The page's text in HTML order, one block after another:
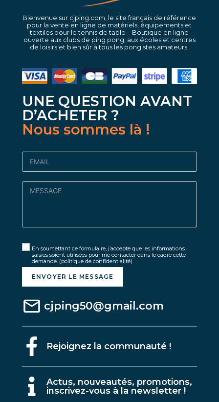
Bienvenue sur cjping.com, le site français de référence
pour la vente en ligne de matériels, équipements et
textiles pour le tennis de table – Boutique en ligne
ouverte aux clubs de ping pong, aux écoles et centres
de loisirs et bien sûr à tous les pongistes amateurs.
UNE QUESTION AVANT
D’ACHETER ?
Nous sommes là !
En soumettant ce formulaire, j’accepte que les informations
saisies soient utilisées pour me contacter dans le cadre cette
demande. (politique de confidentialité)
ENVOYER LE MESSAGE
cjping50@gmail.com
Rejoignez la communauté !
Actus, nouveautés, promotions,
inscrivez-vous à la newsletter !